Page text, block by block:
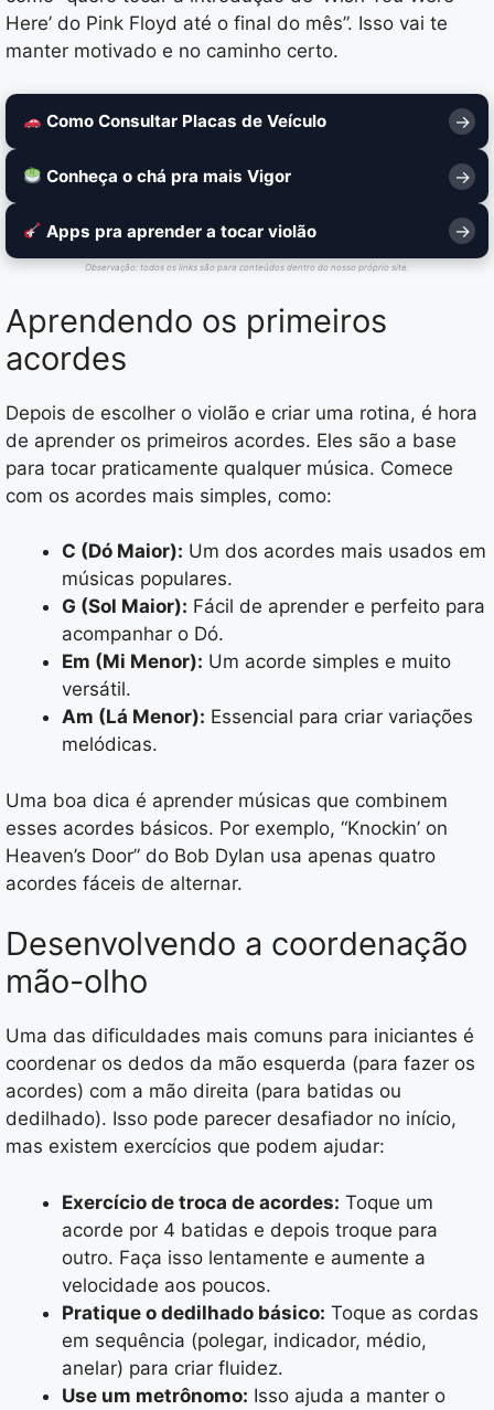
Here’ do Pink Floyd até o final do mês”. Isso vai te
manter motivado e no caminho certo.
Como Consultar Placas de Veículo
Conheça o chá pra mais Vigor
Apps pra aprender a tocar violão
Observação: todos os links são para conteúdos dentro do nosso próprio site.
Aprendendo os primeiros
acordes
Depois de escolher o violão e criar uma rotina, é hora
de aprender os primeiros acordes. Eles são a base
para tocar praticamente qualquer música. Comece
com os acordes mais simples, como:
C (Dó Maior): Um dos acordes mais usados em
músicas populares.
G (Sol Maior): Fácil de aprender e perfeito para
acompanhar o Dó.
Em (Mi Menor): Um acorde simples e muito
versátil.
Am (Lá Menor): Essencial para criar variações
melódicas.
Uma boa dica é aprender músicas que combinem
esses acordes básicos. Por exemplo, “Knockin’ on
Heaven’s Door” do Bob Dylan usa apenas quatro
acordes fáceis de alternar.
Desenvolvendo a coordenação
mão-olho
Uma das dificuldades mais comuns para iniciantes é
coordenar os dedos da mão esquerda (para fazer os
acordes) com a mão direita (para batidas ou
dedilhado). Isso pode parecer desafiador no início,
mas existem exercícios que podem ajudar:
Exercício de troca de acordes: Toque um
acorde por 4 batidas e depois troque para
outro. Faça isso lentamente e aumente a
velocidade aos poucos.
Pratique o dedilhado básico: Toque as cordas
em sequência (polegar, indicador, médio,
anelar) para criar fluidez.
Use um metrônomo: Isso ajuda a manter o